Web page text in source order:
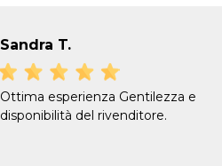
Sandra T.
Ottima esperienza Gentilezza e
disponibilità del rivenditore.